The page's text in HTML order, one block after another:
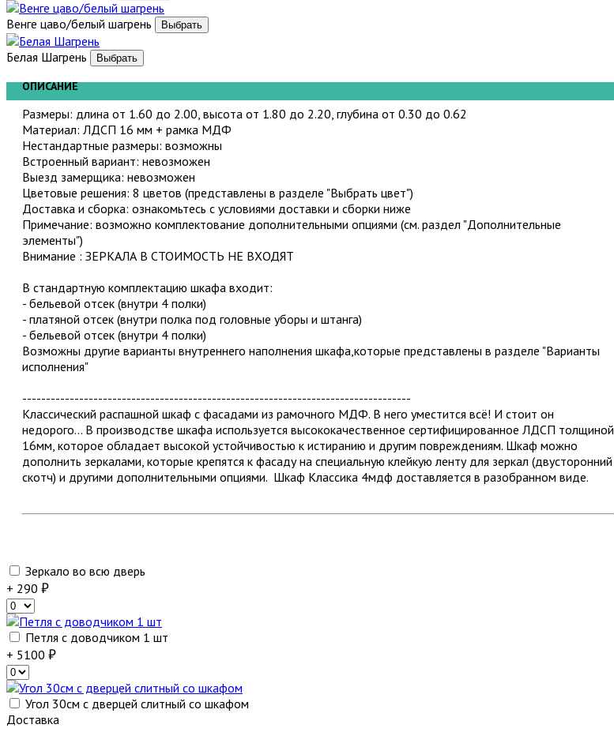
Венге цаво/белый шагрень
Белая Шагрень
ОПИСАНИЕ
Размеры: длина от 1.60 до 2.00, высота от 1.80 до 2.20, глубина от 0.30 до 0.62
Материал: ЛДСП 16 мм + рамка МДФ
Нестандартные размеры: возможны
Встроенный вариант: невозможен
Выезд замерщика: невозможен
Цветовые решения: 8 цветов (представлены в разделе "Выбрать цвет")
Доставка и сборка: ознакомьтесь с условиями доставки и сборки ниже
Примечание: возможно комплектование дополнительными опциями (см. раздел "Дополнительные
элементы")
Внимание : ЗЕРКАЛА В СТОИМОСТЬ НЕ ВХОДЯТ
В стандартную комплектацию шкафа входит:
- бельевой отсек (внутри 4 полки)
- платяной отсек (внутри полка под головные уборы и штанга)
- бельевой отсек (внутри 4 полки)
Возможны другие варианты внутреннего наполнения шкафа,которые представлены в разделе "Варианты
исполнения"
----------------------------------------------------------------------------------
Классический распашной шкаф с фасадами из рамочного МДФ. В него уместится всё! И стоит он
недорого... В производстве шкафа используется высококачественное сертифицированное ЛДСП толщиной
16мм, которое обладает высокой устойчивостью к истиранию и другим повреждениям. Шкаф можно
дополнить зеркалами, которые крепятся к фасаду на специальную клейкую ленту для зеркал (двусторонний
скотч) и другими дополнительными опциями. Шкаф Классика 4мдф доставляется в разобранном виде.
Зеркало во всю дверь
+ 290
Петля с доводчиком 1 шт
+ 5100
Угол 30см с дверцей слитный со шкафом
Доставка